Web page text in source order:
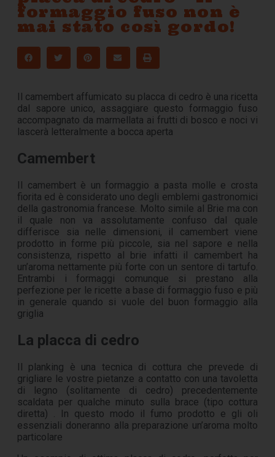
formaggio fuso non è
mai stato così gordo!
Il camembert affumicato su placca di cedro è una ricetta
dal sapore unico, assaggiare questo formaggio fuso
accompagnato da marmellata ai frutti di bosco e noci vi
lascerà letteralmente a bocca aperta
Camembert
Il camembert è un formaggio a pasta molle e crosta
fiorita ed è considerato uno degli emblemi gastronomici
della gastronomia francese. Molto simile al Brie ma con
il quale non va assolutamente confuso dal quale
differisce sia nelle dimensioni, il camembert viene
prodotto in forme più piccole, sia nel sapore e nella
consistenza, rispetto al brie infatti il camembert ha
un’aroma nettamente più forte con un sentore di tartufo.
Entrambi i formaggi comunque si prestano alla
perfezione per le ricette a base di formaggio fuso e più
in generale quando si vuole del buon formaggio alla
griglia
La placca di cedro
Il planking è una tecnica di cottura che prevede di
grigliare le vostre pietanze a contatto con una tavoletta
di legno (solitamente di cedro) precedentemente
scaldata per qualche minuto sulla brace (tipo cottura
diretta) . In questo modo il fumo prodotto e gli oli
essenziali doneranno alla preparazione un’aroma molto
particolare